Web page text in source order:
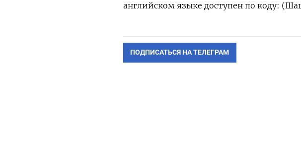
английском языке доступен по коду:
ПОДПИСАТЬСЯ НА ТЕЛЕГРАМ